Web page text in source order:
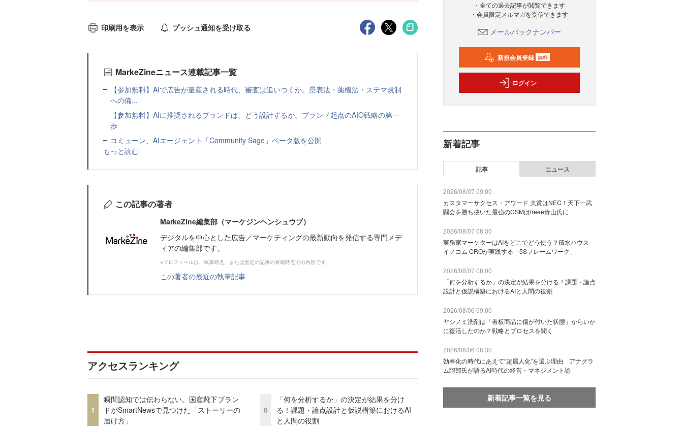
印刷用を表示 プッシュ通知を受け取る
MarkeZineニュース連載記事一覧
【参加無料】AIで広告が量産される時代、審査は追いつくか。景表法・薬機法・ステマ規制
への備...
【参加無料】AIに推奨されるブランドは、どう設計するか。ブランド起点のAIO戦略の第一
歩
コミューン、AIエージェント「Community Sage」ベータ版を公開
もっと読む
この記事の著者
MarkeZine編集部（マーケジンヘンシュウブ）
デジタルを中心とした広告／マーケティングの最新動向を発信する専門メデ
ィアの編集部です。
※プロフィールは、執筆時点、または直近の記事の寄稿時点での内容です
この著者の最近の執筆記事
アクセスランキング
1
瞬間認知では伝わらない。国産靴下ブラン
ドがSmartNewsで見つけた「ストーリーの
届け方」
6
「何を分析するか」の決定が結果を分け
る！課題・論点設計と仮説構築におけるAI
と人間の役割
・全ての過去記事が閲覧できます
・会員限定メルマガを受信できます
メールバックナンバー
新規会員登録 無料
ログイン
新着記事
記事 ニュース
2026/08/07 09:00
カスタマーサクセス・アワード 大賞はNEC！天下一武
闘会を勝ち抜いた最強のCSMはfreee青山氏に
2026/08/07 08:30
実務家マーケターはAIをどこでどう使う？積水ハウス
イノコム CROが実践する「5Sフレームワーク」
2026/08/07 08:00
「何を分析するか」の決定が結果を分ける！課題・論点
設計と仮説構築におけるAIと人間の役割
2026/08/06 09:00
ヤシノミ洗剤は「看板商品に傷が付いた状態」からいか
に復活したのか？戦略とプロセスを聞く
2026/08/06 08:30
効率化の時代にあえて“超属人化”を選ぶ理由 アナグラ
ム阿部氏が語るAI時代の経営・マネジメント論
新着記事一覧を見る